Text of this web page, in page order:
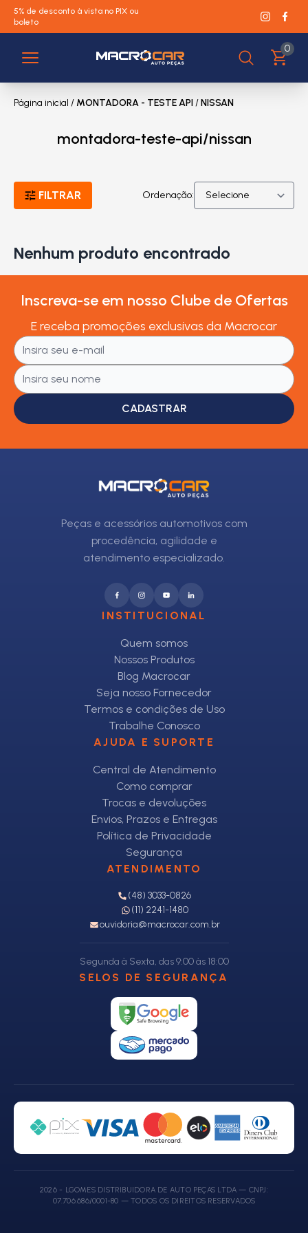
5% de desconto à vista no PIX ou
boleto
0
Página inicial / MONTADORA - TESTE API/NISSAN
montadora-teste-api/nissan
FILTRAR Ordenação:
Nenhum produto encontrado
Inscreva-se em nosso Clube de Ofertas
E receba promoções exclusivas da Macrocar
CADASTRAR
Peças e acessórios automotivos com
procedência, agilidade e
atendimento especializado.
INSTITUCIONAL
Quem somos
Nossos Produtos
Blog Macrocar
Seja nosso Fornecedor
Termos e condições de Uso
Trabalhe Conosco
AJUDA E SUPORTE
Central de Atendimento
Como comprar
Trocas e devoluções
Envios, Prazos e Entregas
Política de Privacidade
Segurança
ATENDIMENTO
(48) 3033-0826
(11) 2241-1480
ouvidoria@macrocar.com.br
Segunda à Sexta, das 9:00 às 18:00
SELOS DE SEGURANÇA
2026 - LGOMES DISTRIBUIDORA DE AUTO PEÇAS LTDA — CNPJ:
07.706.686/0001-80 — TODOS OS DIREITOS RESERVADOS